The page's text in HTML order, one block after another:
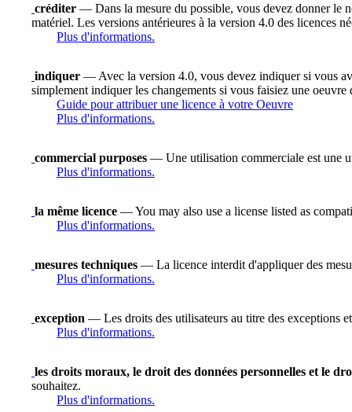
créditer — Dans la mesure du possible, vous devez donner le
matériel. Les versions antérieures à la version 4.0 des licences
Plus d'informations.
indiquer — Avec la version 4.0, vous devez indiquer si vous
simplement indiquer les changements si vous faisiez une oeuvre
Guide pour attribuer une licence à votre Oeuvre
Plus d'informations.
commercial purposes — Une utilisation commerciale est une
Plus d'informations.
la même licence — You may also use a license listed as
Plus d'informations.
mesures techniques — La licence interdit d'appliquer des
Plus d'informations.
exception — Les droits des utilisateurs au titre des exceptions
Plus d'informations.
les droits moraux, le droit des données personnelles et le
souhaitez.
Plus d'informations.